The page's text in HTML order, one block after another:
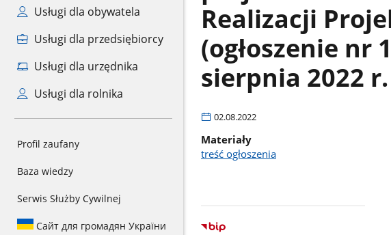
Usługi dla obywatela
Usługi dla przedsiębiorcy
Usługi dla urzędnika
Usługi dla rolnika
Profil zaufany
Baza wiedzy
Serwis Służby Cywilnej
Сайт для громадян України
Realizacji
(ogłoszenie nr
sierpnia 2022 r.
02.08.2022
Materiały
treść ogłoszenia